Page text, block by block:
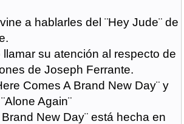
a hablarles del ¨Hey Jude¨ de
su atención al respecto de
de Joseph Ferrante.
Comes A Brand New Day¨ y
Again¨
New Day¨ está hecha en